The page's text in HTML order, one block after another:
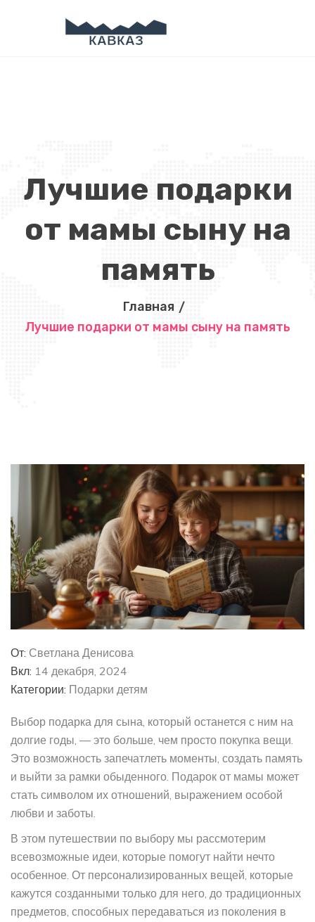
Лучшие подарки
от мамы сыну на
память
Главная
Лучшие подарки от мамы сыну на память
От: Светлана Денисова
Вкл: 14 декабря, 2024
Категории: Подарки детям
Выбор подарка для сына, который останется с ним на
долгие годы, — это больше, чем просто покупка вещи.
Это возможность запечатлеть моменты, создать память
и выйти за рамки обыденного. Подарок от мамы может
стать символом их отношений, выражением особой
любви и заботы.
В этом путешествии по выбору мы рассмотерим
всевозможные идеи, которые помогут найти нечто
особенное. От персонализированных вещей, которые
кажутся созданными только для него, до традиционных
предметов, способных передаваться из поколения в